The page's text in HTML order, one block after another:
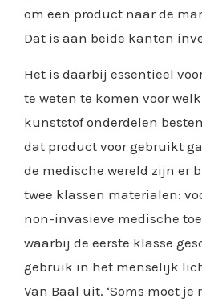
om een product naar de
Dat is aan beide kanten
Het is daarbij essentieel
te weten te komen voor
kunststof onderdelen
dat product voor gebruikt
de medische wereld zijn er
twee klassen materialen:
non-invasieve medische
waarbij de eerste klasse
gebruik in het menselijk
Van Baal uit. ‘Soms moet